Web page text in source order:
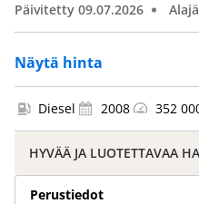
Näytä hinta
Päivitetty 09.07.2026
Diesel 2008 352
HYVÄÄ JA LUOTETTAVAA
Perustiedot